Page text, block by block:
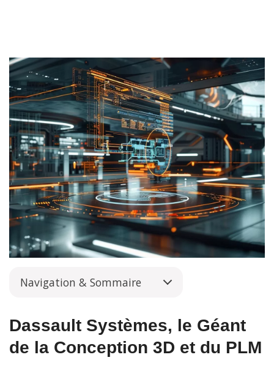
Navigation & Sommaire
Dassault Systèmes, le Géant
de la Conception 3D et du PLM